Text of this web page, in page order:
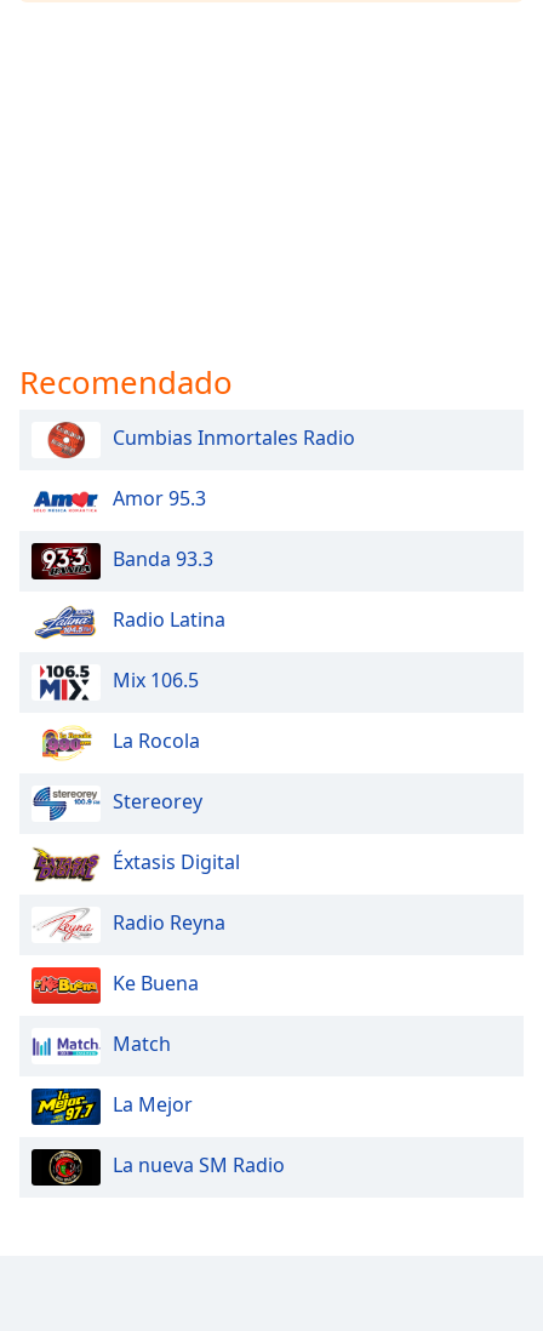
Recomendado
Cumbias Inmortales Radio
Amor 95.3
Banda 93.3
Radio Latina
Mix 106.5
La Rocola
Stereorey
Éxtasis Digital
Radio Reyna
Ke Buena
Match
La Mejor
La nueva SM Radio